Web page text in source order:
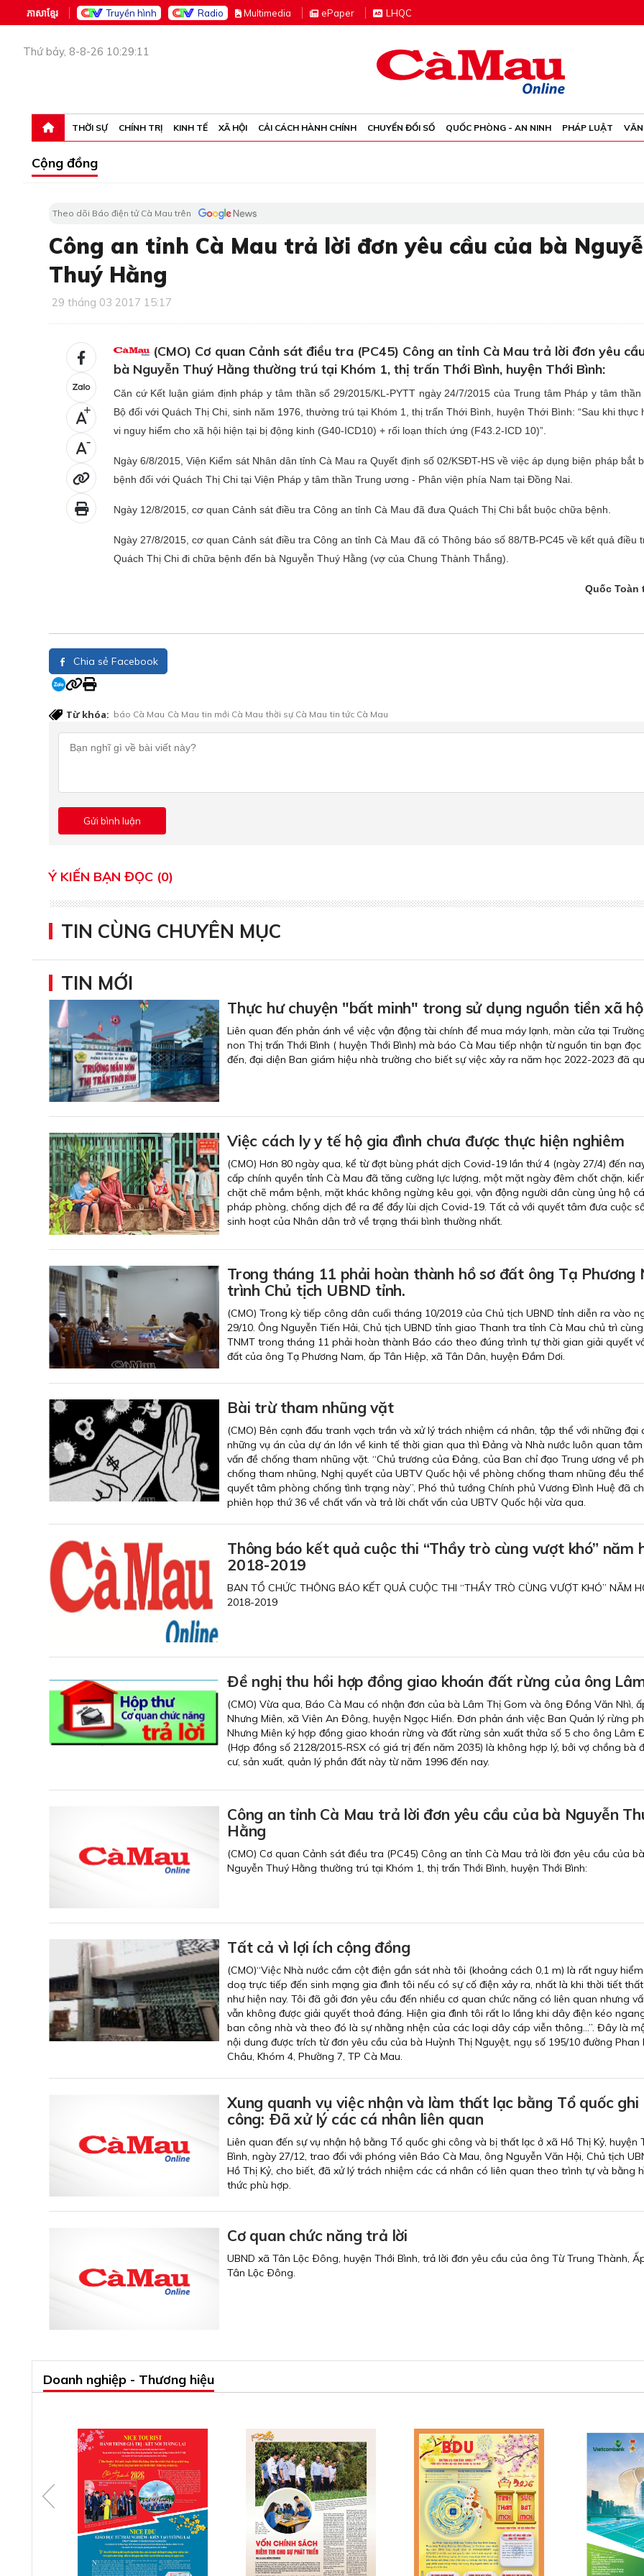
ភាសាខ្មែរ Truyền hình Radio Multimedia ePaper LHQC
Thứ bảy, 8-8-26 10:29:11
THỜI SỰ CHÍNH TRỊ KINH TẾ XÃ HỘI CẢI CÁCH HÀNH CHÍNH CHUYỂN ĐỔI SỐ QUỐC PHÒNG - AN NINH PHÁP LUẬT
Cộng đồng
Theo dõi Báo điện tử Cà Mau trên
Công an tỉnh Cà Mau trả lời đơn yêu cầu của bà
Thuý Hằng
29 tháng 03 2017 15:17
+
-
(CMO) Cơ quan Cảnh sát điều tra (PC45) Công an tỉnh Cà Mau trả lời đơn yêu
bà Nguyễn Thuý Hằng thường trú tại Khóm 1, thị trấn Thới Bình, huyện Thới Bình:
Căn cứ Kết luận giám định pháp y tâm thần số 29/2015/KL-PYTT ngày 24/7/2015 của Trung tâm Pháp y tâm thần
Bộ đối với Quách Thị Chi, sinh năm 1976, thường trú tại Khóm 1, thị trấn Thới Bình, huyện Thới Bình: “Sau khi thực
vi nguy hiểm cho xã hội hiện tại bị động kinh (G40-ICD10) + rối loạn thích ứng (F43.2-ICD 10)”.
Ngày 6/8/2015, Viện Kiểm sát Nhân dân tỉnh Cà Mau ra Quyết định số 02/KSĐT-HS về việc áp dụng biện pháp bắt
bệnh đối với Quách Thị Chi tại Viện Pháp y tâm thần Trung ương - Phân viện phía Nam tại Đồng Nai.
Ngày 12/8/2015, cơ quan Cảnh sát điều tra Công an tỉnh Cà Mau đã đưa Quách Thị Chi bắt buộc chữa bệnh.
Ngày 27/8/2015, cơ quan Cảnh sát điều tra Công an tỉnh Cà Mau đã có Thông báo số 88/TB-PC45 về kết quả điều
Quách Thị Chi đi chữa bệnh đến bà Nguyễn Thuý Hằng (vợ của Chung Thành Thắng).
Quốc Toàn
Chia sẻ Facebook
Từ khóa: báo Cà Mau Cà Mau tin mới Cà Mau thời sự Cà Mau tin tức Cà Mau
Ý KIẾN BẠN ĐỌC (0)
TIN CÙNG CHUYÊN MỤC
TIN MỚI
Thực hư chuyện "bất minh" trong sử dụng nguồn tiền xã
Liên quan đến phản ánh về việc vận động tài chính để mua máy lạnh, màn cửa tại
non Thị trấn Thới Bình ( huyện Thới Bình) mà báo Cà Mau tiếp nhận từ nguồn tin bạn đọc
đến, đại diện Ban giám hiệu nhà trường cho biết sự việc xảy ra năm học 2022-2023 đã
Việc cách ly y tế hộ gia đình chưa được thực hiện nghiêm
(CMO) Hơn 80 ngày qua, kể từ đợt bùng phát dịch Covid-19 lần thứ 4 (ngày 27/4) đến
cấp chính quyền tỉnh Cà Mau đã tăng cường lực lượng, một mặt ngày đêm chốt chặn,
chặt chẽ mầm bệnh, mặt khác không ngừng kêu gọi, vận động người dân cùng ủng hộ
pháp phòng, chống dịch đề ra để đẩy lùi dịch Covid-19. Tất cả với quyết tâm đưa cuộc
sinh hoạt của Nhân dân trở về trạng thái bình thường nhất.
Trong tháng 11 phải hoàn thành hồ sơ đất ông Tạ Phương
trình Chủ tịch UBND tỉnh.
(CMO) Trong kỳ tiếp công dân cuối tháng 10/2019 của Chủ tịch UBND tỉnh diễn ra vào
29/10. Ông Nguyễn Tiến Hải, Chủ tịch UBND tỉnh giao Thanh tra tỉnh Cà Mau chủ trì
TNMT trong tháng 11 phải hoàn thành Báo cáo theo đúng trình tự thời gian giải quyết
đất của ông Tạ Phương Nam, ấp Tân Hiệp, xã Tân Dân, huyện Đầm Dơi.
Bài trừ tham nhũng vặt
(CMO) Bên cạnh đấu tranh vạch trần và xử lý trách nhiệm cá nhân, tập thể với những đại
những vụ án của dự án lớn về kinh tế thời gian qua thì Đảng và Nhà nước luôn quan tâm
vấn đề chống tham nhũng vặt. “Chủ trương của Đảng, của Ban chỉ đạo Trung ương về
chống tham nhũng, Nghị quyết của UBTV Quốc hội về phòng chống tham nhũng đều
quyết tâm phòng chống tình trạng này”, Phó thủ tướng Chính phủ Vương Đình Huệ đã
phiên họp thứ 36 về chất vấn và trả lời chất vấn của UBTV Quốc hội vừa qua.
Thông báo kết quả cuộc thi “Thầy trò cùng vượt khó” năm
2018-2019
BAN TỔ CHỨC THÔNG BÁO KẾT QUẢ CUỘC THI “THẦY TRÒ CÙNG VƯỢT KHÓ” NĂM
2018-2019
Đề nghị thu hồi hợp đồng giao khoán đất rừng của ông
(CMO) Vừa qua, Báo Cà Mau có nhận đơn của bà Lâm Thị Gom và ông Đồng Văn Nhì,
Nhưng Miên, xã Viên An Đông, huyện Ngọc Hiển. Đơn phản ánh việc Ban Quản lý rừng
Nhưng Miên ký hợp đồng giao khoán rừng và đất rừng sản xuất thửa số 5 cho ông Lâm
(Hợp đồng số 2128/2015-RSX có giá trị đến năm 2035) là không hợp lý, bởi vợ chồng bà
cư, sản xuất, quản lý phần đất này từ năm 1996 đến nay.
Công an tỉnh Cà Mau trả lời đơn yêu cầu của bà Nguyễn
Hằng
(CMO) Cơ quan Cảnh sát điều tra (PC45) Công an tỉnh Cà Mau trả lời đơn yêu cầu của bà
Nguyễn Thuý Hằng thường trú tại Khóm 1, thị trấn Thới Bình, huyện Thới Bình:
Tất cả vì lợi ích cộng đồng
(CMO)“Việc Nhà nước cắm cột điện gần sát nhà tôi (khoảng cách 0,1 m) là rất nguy
doạ trực tiếp đến sinh mạng gia đình tôi nếu có sự cố điện xảy ra, nhất là khi thời tiết
như hiện nay. Tôi đã gởi đơn yêu cầu đến nhiều cơ quan chức năng có liên quan nhưng
vẫn không được giải quyết thoả đáng. Hiện gia đình tôi rất lo lắng khi dây điện kéo
ban công nhà và theo đó là sự nhằng nhện của các loại dây cáp viễn thông…”. Đây là
nội dung được trích từ đơn yêu cầu của bà Huỳnh Thị Nguyệt, ngụ số 195/10 đường Phan
Châu, Khóm 4, Phường 7, TP Cà Mau.
Xung quanh vụ việc nhận và làm thất lạc bằng Tổ quốc ghi
công: Ðã xử lý các cá nhân liên quan
Liên quan đến sự vụ nhận hộ bằng Tổ quốc ghi công và bị thất lạc ở xã Hồ Thị Kỷ, huyện
Bình, ngày 27/12, trao đổi với phóng viên Báo Cà Mau, ông Nguyễn Văn Hội, Chủ tịch
Hồ Thị Kỷ, cho biết, đã xử lý trách nhiệm các cá nhân có liên quan theo trình tự và bằng
thức phù hợp.
Cơ quan chức năng trả lời
UBND xã Tân Lộc Ðông, huyện Thới Bình, trả lời đơn yêu cầu của ông Từ Trung Thành,
Tân Lộc Ðông.
Doanh nghiệp - Thương hiệu